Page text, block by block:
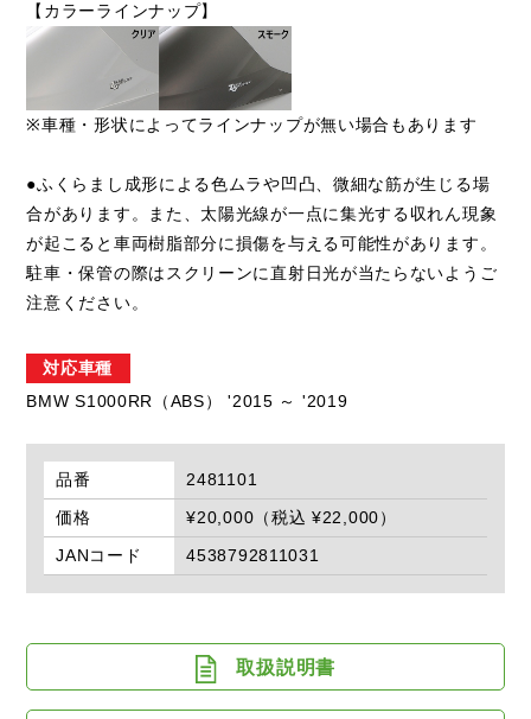
【カラーラインナップ】
※車種・形状によってラインナップが無い場合もあります
●ふくらまし成形による色ムラや凹凸、微細な筋が生じる場
合があります。また、太陽光線が一点に集光する収れん現象
が起こると車両樹脂部分に損傷を与える可能性があります。
駐車・保管の際はスクリーンに直射日光が当たらないようご
注意ください。
対応車種
BMW S1000RR（ABS） '2015 ～ '2019
品番
2481101
価格
¥20,000（税込 ¥22,000）
JANコード
4538792811031
取扱説明書